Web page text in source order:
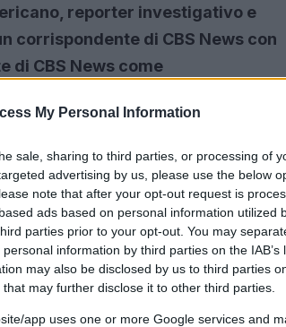
My Personal Information
sale, sharing to third parties, or processing of
advertising by us, please use the below
note that after your opt-out request is
ads based on personal information utilized
parties prior to your opt-out. You may
information by third parties on the IAB’s
may also be disclosed by us to third parties
that may further disclose it to other third parties.
app uses one or more Google services and
reporter investigativo e
corrispondente di CBS News con
di CBS News come
nell’agosto 2015. I reportage di
e le piattaforme di CBS News.